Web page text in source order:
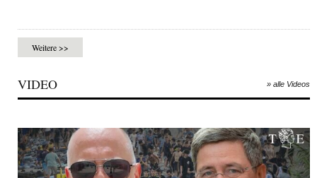
Weitere >>
VIDEO » alle Videos